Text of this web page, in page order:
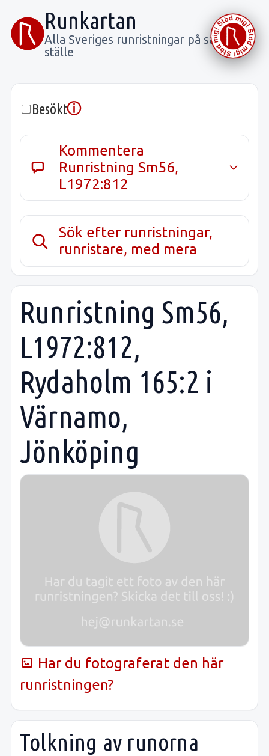
Runkartan
Alla Sveriges runristningar på samma
ställe
Besöktⓘ
Kommentera
Runristning Sm56,
L1972:812
Sök efter runristningar,
runristare, med mera
Runristning Sm56,
L1972:812,
Rydaholm 165:2 i
Värnamo,
Jönköping
Har du fotograferat den här
runristningen?
Tolkning av runorna